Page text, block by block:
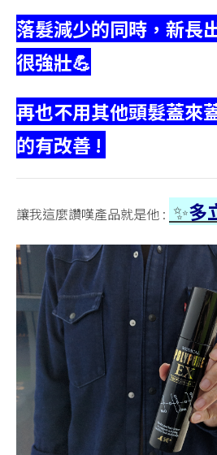
落髮減少的同時，新長
很強壯💪
再也不用其他頭髮蓋來
的有改善 !
讓我這麼讚嘆產品就是他 : ✨多